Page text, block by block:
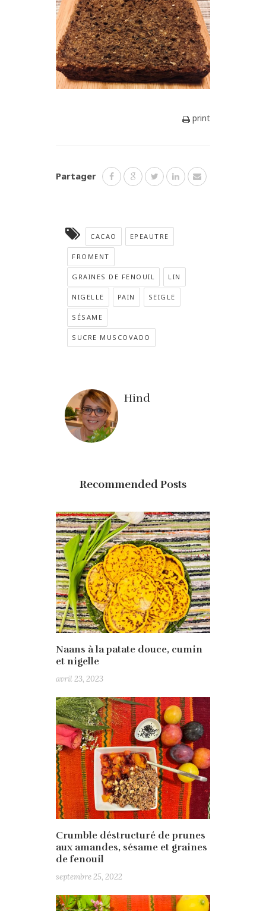
print
Partager
CACAO EPEAUTRE
FROMENT
GRAINES DE FENOUIL LIN
NIGELLE PAIN SEIGLE
SÉSAME
SUCRE MUSCOVADO
Hind
Recommended Posts
Naans à la patate douce, cumin
et nigelle
avril 23, 2023
Crumble déstructuré de prunes
aux amandes, sésame et graines
de fenouil
septembre 25, 2022